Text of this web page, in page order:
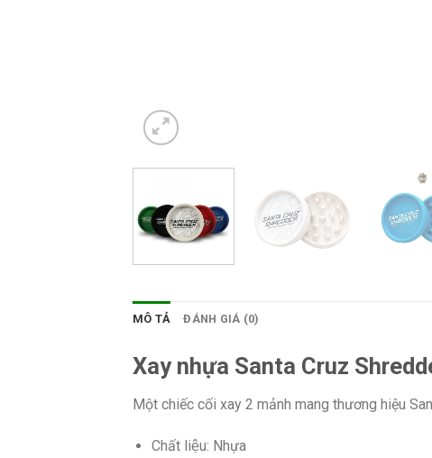
MÔ TẢ ĐÁNH GIÁ (0)
Xay nhựa Santa Cruz
Một chiếc cối xay 2 mảnh mang thương hiệu
Chất liệu: Nhựa